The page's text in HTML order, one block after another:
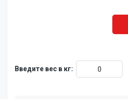
Введите вес в кг: